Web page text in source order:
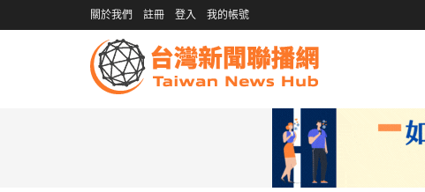
關於我們 註冊 登入 我的帳號